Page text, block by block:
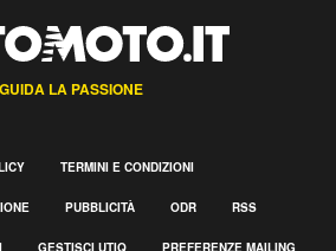
GUIDA LA PASSIONE
TERMINI E CONDIZIONI
PUBBLICITÀ ODR RSS